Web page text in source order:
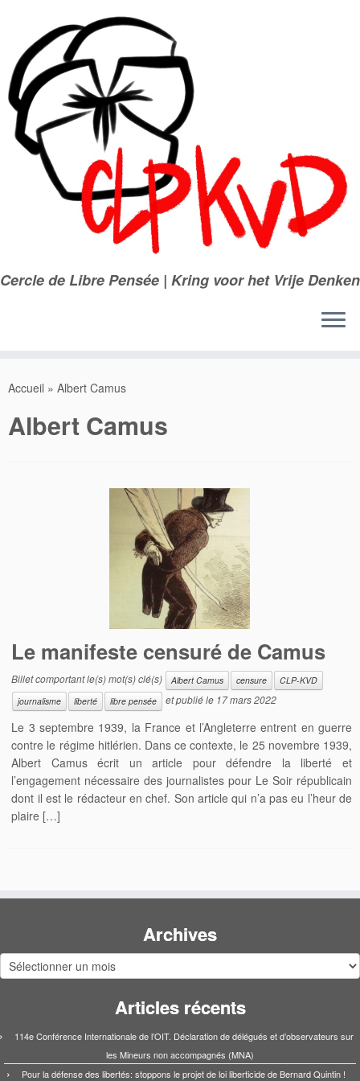
contenu
Cercle de Libre Pensée | Kring voor het Vrije Denken
Accueil » Albert Camus
Albert Camus
Le manifeste censuré de Camus
Billet comportant le(s) mot(s) clé(s) Albert Camus censure
CLP-KVD
journalisme
liberté libre pensée et publié le 17 mars 2022
Le 3 septembre 1939, la France et l’Angleterre entrent en guerre
contre le régime hitlérien. Dans ce contexte, le 25 novembre 1939,
Albert Camus écrit un article pour défendre la liberté et
l’engagement nécessaire des journalistes pour Le Soir républicain
dont il est le rédacteur en chef. Son article qui n’a pas eu l’heur de
plaire […]
Archives
Archives
Articles récents
114e Conférence Internationale de l’OIT. Déclaration de délégués et d’observateurs sur
les Mineurs non accompagnés (MNA)
Pour la défense des libertés: stoppons le projet de loi liberticide de Bernard Quintin !